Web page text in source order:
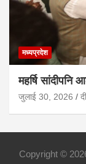
मध्यप्रदेश
महर्षि सांदीपनि
जुलाई 30, 2026
Copyright ©